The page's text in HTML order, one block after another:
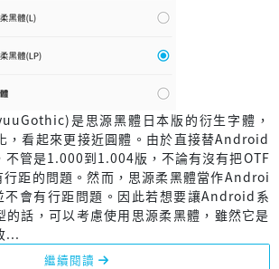
是思源黑體日本版的衍生字體，
，看起來更接近圓體。由於直接替Android
不管是1.000到1.004版，不論有沒有把OTF
行距的問題。然而，思源柔黑體當作Androi
不會有行距問題。因此若想要讓Android系
的話，可以考慮使用思源柔黑體，雖然它是
...
繼續閱讀